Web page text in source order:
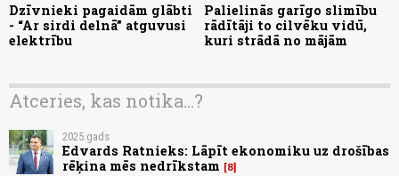
Dzīvnieki pagaidām glābti
- “Ar sirdi delnā” atguvusi
elektrību
Palielinās garīgo slimību
rādītāji to cilvēku vidū,
kuri strādā no mājām
Atceries, kas notika...?
2025.gads
Edvards Ratnieks: Lāpīt ekonomiku uz drošības
rēķina mēs nedrīkstam
8